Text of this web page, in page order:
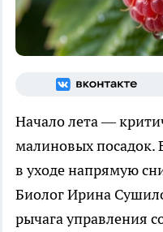
Начало лета —
малиновых посадок.
в уходе напрямую
Биолог Ирина
рычага управления